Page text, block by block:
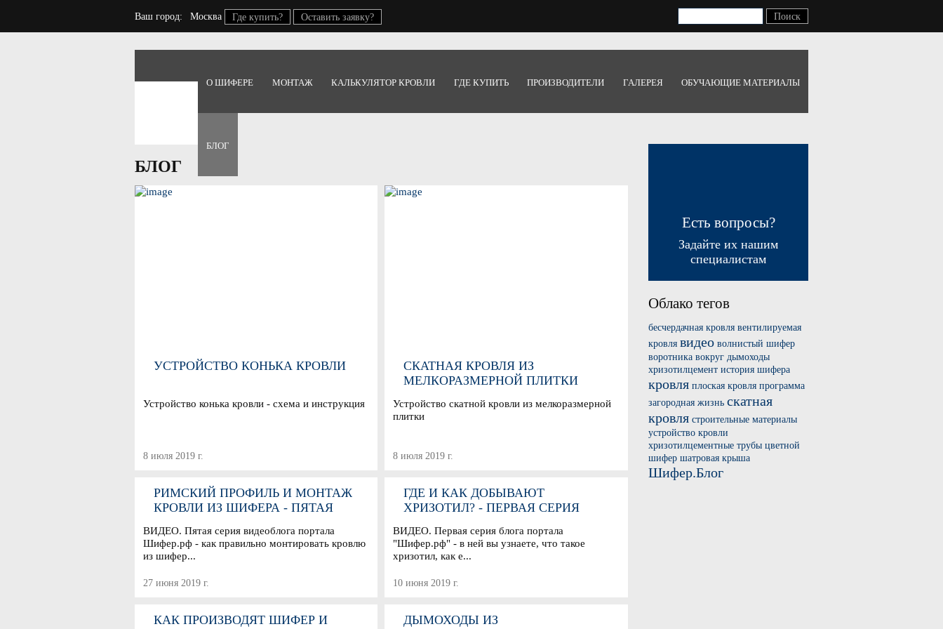
Ваш город: Москва Где купить? Оставить заявку?
О ШИФЕРЕ МОНТАЖ КАЛЬКУЛЯТОР КРОВЛИ ГДЕ КУПИТЬ ПРОИЗВОДИТЕЛИ ГАЛЕРЕЯ ОБУЧАЮЩИЕ МАТЕРИАЛЫ
БЛОГ
БЛОГ
УСТРОЙСТВО КОНЬКА КРОВЛИ
Устройство конька кровли - схема и инструкция
8 июля 2019 г.
СКАТНАЯ КРОВЛЯ ИЗ
МЕЛКОРАЗМЕРНОЙ ПЛИТКИ
Устройство скатной кровли из мелкоразмерной
плитки
8 июля 2019 г.
РИМСКИЙ ПРОФИЛЬ И МОНТАЖ
КРОВЛИ ИЗ ШИФЕРА - ПЯТАЯ
ВИДЕО. Пятая серия видеоблога портала
Шифер.рф - как правильно монтировать кровлю
из шифер...
27 июня 2019 г.
ГДЕ И КАК ДОБЫВАЮТ
ХРИЗОТИЛ? - ПЕРВАЯ СЕРИЯ
ВИДЕО. Первая серия блога портала
"Шифер.рф" - в ней вы узнаете, что такое
хризотил, как е...
10 июня 2019 г.
КАК ПРОИЗВОДЯТ ШИФЕР И
ДЫМОХОДЫ ИЗ
Есть вопросы?
Задайте их нашим
специалистам
Облако тегов
бесчердачная кровля вентилируемая
кровля видео волнистый шифер
воротника вокруг дымоходы
хризотилцемент история шифера
кровля плоская кровля программа
загородная жизнь скатная
кровля строительные материалы
устройство кровли
хризотилцементные трубы цветной
шифер шатровая крыша
Шифер.Блог